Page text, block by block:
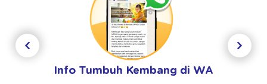
Info Tumbuh Kembang di WA